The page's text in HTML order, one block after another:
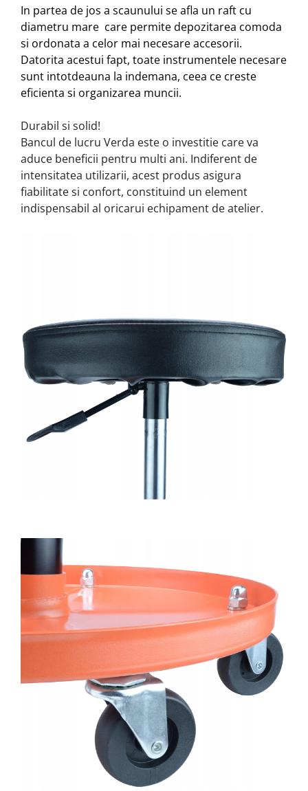
In partea de jos a scaunului se afla un raft cu
diametru mare care permite depozitarea comoda
si ordonata a celor mai necesare accesorii.
Datorita acestui fapt, toate instrumentele necesare
sunt intotdeauna la indemana, ceea ce creste
eficienta si organizarea muncii.
Durabil si solid!
Bancul de lucru Verda este o investitie care va
aduce beneficii pentru multi ani. Indiferent de
intensitatea utilizarii, acest produs asigura
fiabilitate si confort, constituind un element
indispensabil al oricarui echipament de atelier.